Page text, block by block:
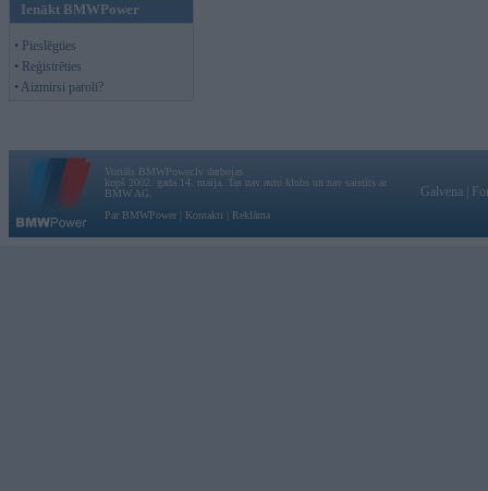
Ienākt BMWPower
• Pieslēgties
• Reģistrēties
• Aizmirsi paroli?
Vortāls BMWPower.lv darbojas
kopš 2002. gada 14. maija. Tas nav auto klubs un nav saistīts ar
BMW AG.
Par BMWPower
Kontakti Reklāma
Galvena